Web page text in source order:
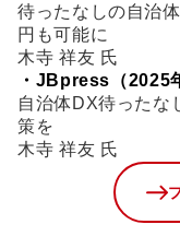
待ったなしの自治
円も可能に
木寺 祥友 氏
・JBpress（2025
自治体DX待ったな
策を
木寺 祥友 氏